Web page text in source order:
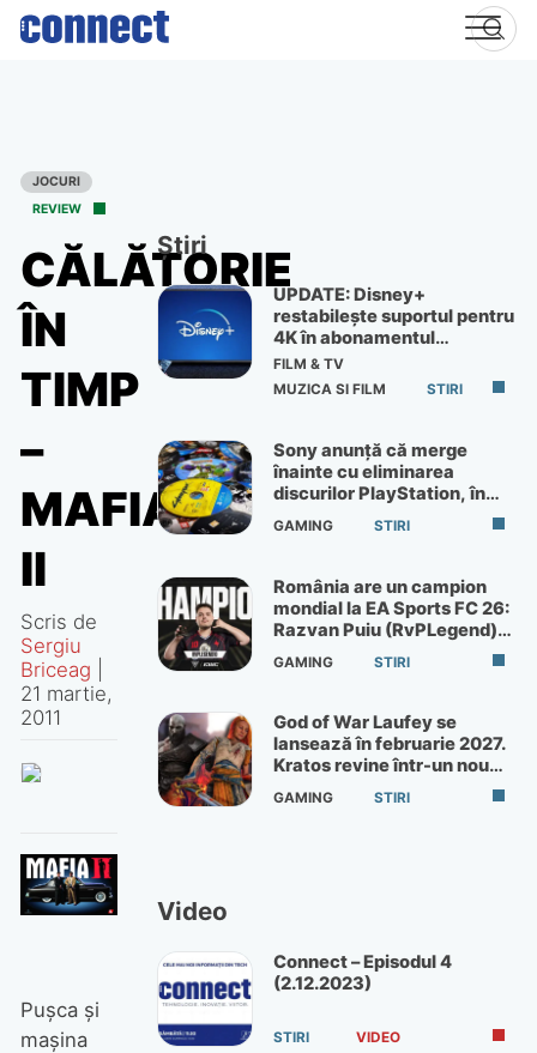
Skip
JOCURI
REVIEW
CĂLĂTORIE
ÎN
TIMP
–
MAFIA
II
Scris de
Sergiu
Briceag
21 martie,
2011
Puşca şi
maşina
Știri
UPDATE: Disney+
restabilește suportul pentru
4K în abonamentul
Premium
FILM & TV
MUZICA SI FILM
STIRI
Sony anunță că merge
înainte cu eliminarea
discurilor PlayStation, în
ciuda protestelor
GAMING STIRI
România are un campion
mondial la EA Sports FC 26:
Razvan Puiu (RvPLegend)
câștigă turneul de la Paris
GAMING STIRI
God of War Laufey se
lansează în februarie 2027.
Kratos revine într-un nou
God of War
GAMING STIRI
Video
Connect – Episodul 4
(2.12.2023)
STIRI VIDEO